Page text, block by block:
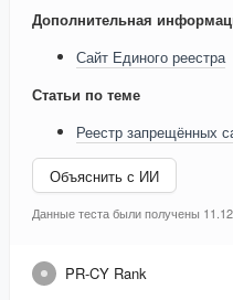
Дополнительная
Сайт Единого реестра
Статьи по теме
Реестр запрещённых
Объяснить с ИИ
Данные теста были получены
PR-CY Rank